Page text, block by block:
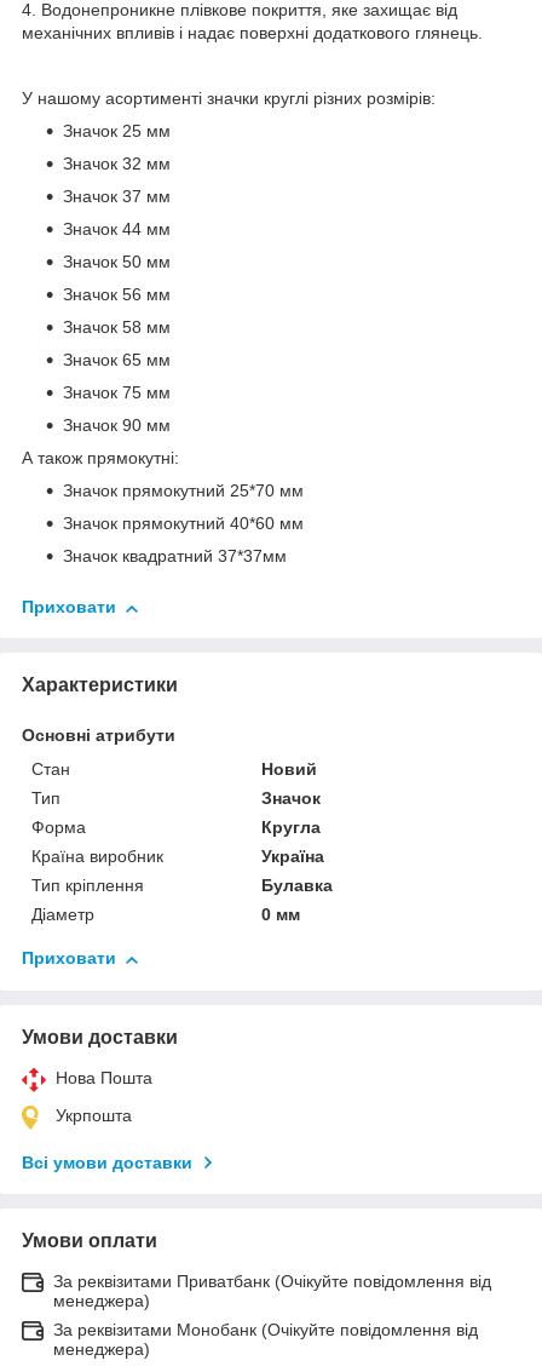
4. Водонепроникне плівкове покриття, яке захищає від
механічних впливів і надає поверхні додаткового глянець.
У нашому асортименті значки круглі різних розмірів:
Значок 25 мм
Значок 32 мм
Значок 37 мм
Значок 44 мм
Значок 50 мм
Значок 56 мм
Значок 58 мм
Значок 65 мм
Значок 75 мм
Значок 90 мм
А також прямокутні:
Значок прямокутний 25*70 мм
Значок прямокутний 40*60 мм
Значок квадратний 37*37мм
Приховати
Характеристики
Основні атрибути
Стан
Новий
Тип
Значок
Форма
Кругла
Країна виробник
Україна
Тип кріплення
Булавка
Діаметр
0 мм
Приховати
Умови доставки
Нова Пошта
Укрпошта
Всі умови доставки
Умови оплати
За реквізитами Приватбанк (Очікуйте повідомлення від
менеджера)
За реквізитами Монобанк (Очікуйте повідомлення від
менеджера)